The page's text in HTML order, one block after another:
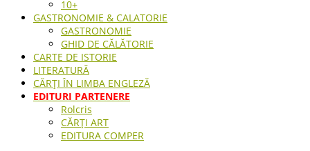
10+
GASTRONOMIE & CALATORIE
GASTRONOMIE
GHID DE CĂLĂTORIE
CARTE DE ISTORIE
LITERATURĂ
CĂRȚI ÎN LIMBA ENGLEZĂ
EDITURI PARTENERE
Rolcris
CĂRȚI ART
EDITURA COMPER